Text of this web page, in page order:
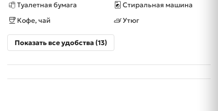
Туалетная бумага
Стиральная машина
Кофе, чай
Утюг
Показать все удобства (13)